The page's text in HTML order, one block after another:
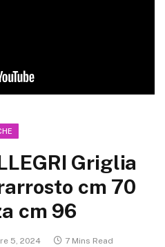
Griglia
cm 70
cm 96
5, 2024 7 Mins Read